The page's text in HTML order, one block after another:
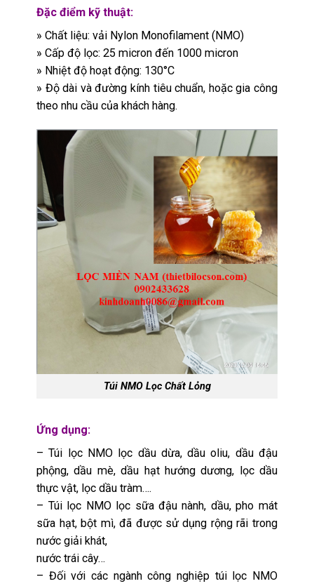
Đặc điểm kỹ thuật:
» Chất liệu: vải Nylon Monofilament (NMO)
» Cấp độ lọc: 25 micron đến 1000 micron
» Nhiệt độ hoạt động: 130°C
» Độ dài và đường kính tiêu chuẩn, hoặc gia công
theo nhu cầu của khách hàng.
Túi NMO Lọc Chất Lỏng
Ứng dụng:
– Túi lọc NMO lọc dầu dừa, dầu oliu, dầu đậu
phộng, dầu mè, dầu hạt hướng dương, lọc dầu
thực vật, lọc dầu tràm….
– Túi lọc NMO lọc sữa đậu nành, dầu, pho mát
sữa hạt, bột mì, đã được sử dụng rộng rãi trong
nước giải khát,
nước trái cây…
– Đối với các ngành công nghiệp túi lọc NMO